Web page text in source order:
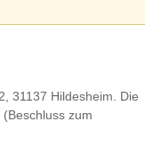
31137 Hildesheim. Die
zum